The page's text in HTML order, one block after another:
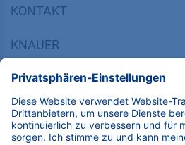
KONTAKT
KNAUER
14163 Berlin, Germany
​​​​​​​​​​​​​​i​n​f​o​@​k​n​a​u​e​r​.​n​e​t